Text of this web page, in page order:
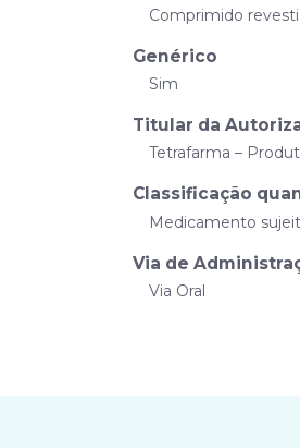
Comprimido
Genérico
Sim
Titular da
Tetrafarma –
Classificação
Medicamento
Via de
Via Oral